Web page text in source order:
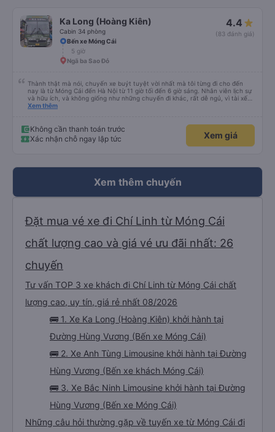
Ka Long (Hoàng Kiên)
Cabin 34 phòng
4.4
(83 đánh giá)
Bến xe Móng Cái
5 giờ
Ngã ba Sao Đỏ
Thành thật mà nói, chuyến xe buýt tuyệt vời nhất mà tôi từng đi cho đến
nay là từ Móng Cái đến Hà Nội từ 11 giờ tối đến 6 giờ sáng. Nhân viên lịch sự
và hữu ích, và không giống như những chuyến đi khác, rất dễ ngủ, vì tài xế
không liên tục bóp còi. Tôi thức dậy lúc 4:30 sáng để kịp đi vệ sinh, và các
giày và ba lô của mình. Cổng USB hoạt động và với gói cước 8 gb/ngày của
Viettel, tôi có rất nhiều thứ để giải trí. Nước được cung cấp và điểm trừ thực
sự duy nhất là một bà cô ồn ào đang nói chuyện điện thoại. (không có nhiều
Xem thêm
Không cần thanh toán trước
Xác nhận chỗ ngay lập tức
Xem giá
Xem thêm chuyến
Đặt mua vé xe đi Chí Linh từ Móng Cái
chất lượng cao và giá vé ưu đãi nhất: 26
chuyến
Tư vấn TOP 3 xe khách đi Chí Linh từ Móng Cái chất
lượng cao, uy tín, giá rẻ nhất 08/2026
🚌 1. Xe Ka Long (Hoàng Kiên) khởi hành tại
Đường Hùng Vương (Bến xe Móng Cái)
🚌 2. Xe Anh Tùng Limousine khởi hành tại Đường
Hùng Vương (Bến xe khách Móng Cái)
🚌 3. Xe Bắc Ninh Limousine khởi hành tại Đường
Hùng Vương (Bến xe Móng Cái)
Những câu hỏi thường gặp về tuyến xe từ Móng Cái đi